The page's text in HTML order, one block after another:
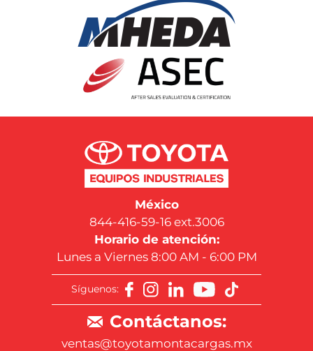
México
844-416-59-16 ext.3006
Horario de atención:
Lunes a Viernes 8:00 AM - 6:00 PM
Síguenos:
Contáctanos:
ventas@toyotamontacargas.mx